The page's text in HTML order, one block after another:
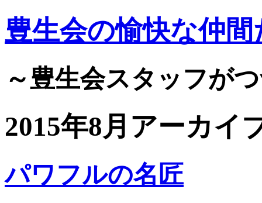
豊生会の愉快な仲間
～豊生会スタッフが
2015年8月アーカイ
パワフルの名匠